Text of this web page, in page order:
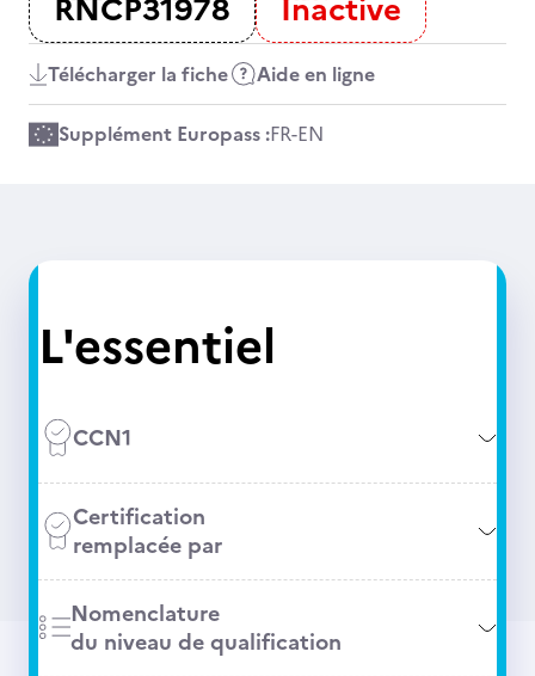
Télécharger la fiche Aide en ligne
Supplément Europass :FR-EN
L'essentiel
CCN1
Certification
remplacée par
Nomenclature
du niveau de qualification